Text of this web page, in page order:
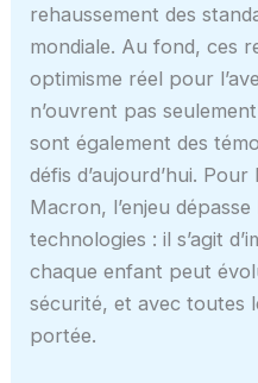
rehaussement des
mondiale. Au fond, ces
optimisme réel pour
n’ouvrent pas
sont également des
défis d’aujourd’hui.
Macron, l’enjeu
technologies : il s’agit
chaque enfant peut
sécurité, et avec toutes
portée.